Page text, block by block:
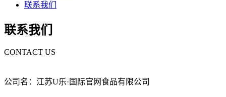
联系我们
联系我们
CONTACT US
公司名：江苏U乐·国际官网食品有限公司